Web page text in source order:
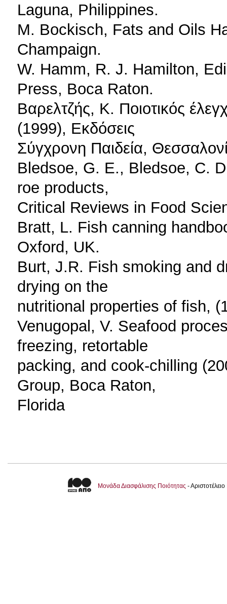
Laguna, Philippines.
M. Bockisch, Fats and Oils
Champaign.
W. Hamm, R. J. Hamilton,
Press, Boca Raton.
Βαρελτζής, Κ. Ποιοτικός
(1999), Εκδόσεις
Σύγχρονη Παιδεία,
Bledsoe, G. E., Bledsoe, C.
roe products,
Critical Reviews in Food
Bratt, L. Fish canning
Oxford, UK.
Burt, J.R. Fish smoking and
drying on the
nutritional properties of fish,
Venugopal, V. Seafood
freezing, retortable
packing, and cook-chilling
Group, Boca Raton,
Florida
Μονάδα Διασφάλισης Ποιότητας -